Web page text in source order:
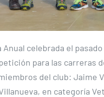
celebrada el
para las carreras
del club: Jaime
en categoría